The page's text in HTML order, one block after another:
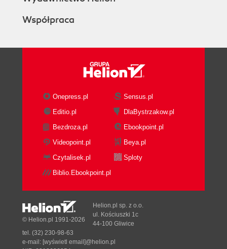
Współpraca
Onepress.pl
Sensus.pl
Editio.pl
DlaBystrzakow.pl
Bezdroza.pl
Ebookpoint.pl
Videopoint.pl
Beya.pl
Czytalisek.pl
Sploty
Biblio.Ebookpoint.pl
© Helion.pl 1991-2026
Helion.pl sp. z o.o.
ul. Kościuszki 1c
44-100 Gliwice
tel. (32) 230-98-63
e-mail: [wyświetl email]@helion.pl